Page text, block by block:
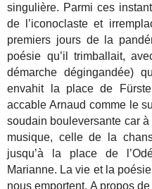
singulière. Parmi ces
de l’iconoclaste et
premiers jours de la
poésie qu’il trimballait,
démarche dégingandée)
envahit la place de
accable Arnaud comme le
soudain bouleversante car
musique, celle de la
jusqu’à la place de
Marianne. La vie et la
nous emportent. A propos